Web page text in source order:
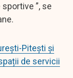
”, se
Pitești și
de servicii